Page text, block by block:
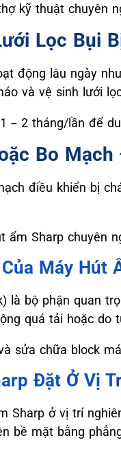
kỹ thuật chuyên
Lọc Bụi
động lâu ngày
và vệ sinh lưới
– 2 tháng/lần để
Bo Mạch
điều khiển bị
ẩm Sharp chuyên
Máy Hút
là bộ phận quan
quá tải hoặc do
sửa chữa block
Đặt Ở Vị
Sharp ở vị trí
bề mặt bằng